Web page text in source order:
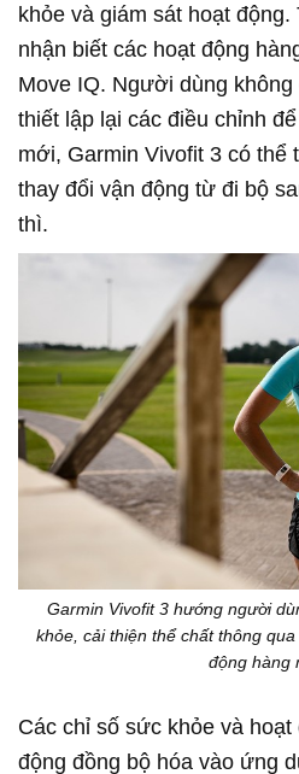
khỏe và giám sát hoạt
nhận biết các hoạt động
Move IQ. Người dùng
thiết lập lại các điều chỉnh
mới, Garmin Vivofit 3 có thể
thay đổi vận động từ đi bộ
thì.
Garmin Vivofit 3 hướng người
khỏe, cải thiện thể chất thông
động hàng
Các chỉ số sức khỏe và
động đồng bộ hóa vào ứng